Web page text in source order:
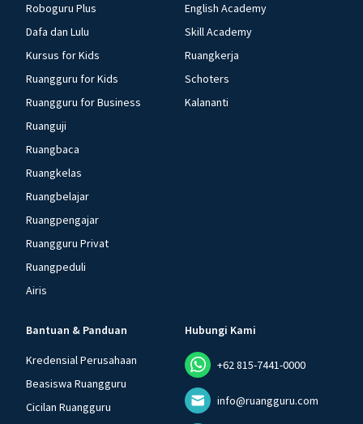
Roboguru Plus
Dafa dan Lulu
Kursus for Kids
Ruangguru for Kids
Ruangguru for Business
Ruanguji
Ruangbaca
Ruangkelas
Ruangbelajar
Ruangpengajar
Ruangguru Privat
Ruangpeduli
Airis
English Academy
Skill Academy
Ruangkerja
Schoters
Kalananti
Bantuan & Panduan
Kredensial Perusahaan
Beasiswa Ruangguru
Cicilan Ruangguru
Hubungi Kami
+62 815-7441-0000
info@ruangguru.com